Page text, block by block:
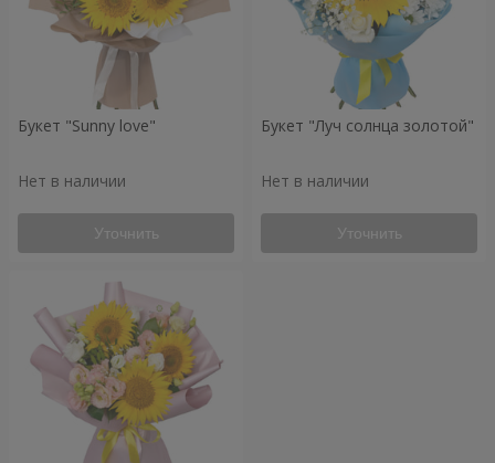
Букет "Sunny love"
Нет в наличии
Уточнить
Букет "Луч солнца золотой"
Нет в наличии
Уточнить